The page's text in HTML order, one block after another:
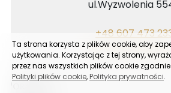
ul.Wyzwolenia
+48 607 473
Poradnik
Ta strona korzysta z plików cookie, aby
użytkowania. Korzystając z tej strony,
przez nas wszystkich plików cookie
Polityki plików cookie, Polityka prywatności.